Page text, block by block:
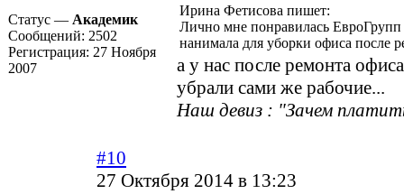
Статус — Академик
Сообщений: 2502
Регистрация: 27 Ноября
2007
Ирина Фетисова пишет:
Лично мне понравилась
нанимала для уборки офиса после
а у нас после ремонта
убрали сами же рабочие...
Наш девиз : "Зачем
#10
27 Октября 2014 в 13:23